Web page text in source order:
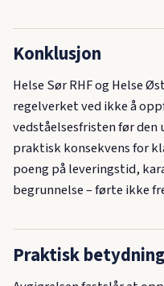
Konklusjon
Helse Sør RHF og Helse
regelverket ved ikke å
vedståelsesfristen før
praktisk konsekvens for
poeng på leveringstid,
begrunnelse – førte ikke
Praktisk betydning